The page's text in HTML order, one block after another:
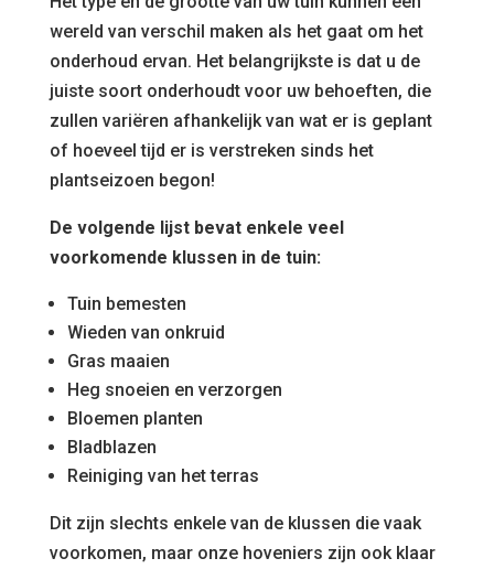
wereld van verschil maken als het gaat om het
onderhoud ervan. Het belangrijkste is dat u de
juiste soort onderhoudt voor uw behoeften, die
zullen variëren afhankelijk van wat er is geplant
of hoeveel tijd er is verstreken sinds het
plantseizoen begon!
De volgende lijst bevat enkele veel
voorkomende klussen in de tuin:
Tuin bemesten
Wieden van onkruid
Gras maaien
Heg snoeien en verzorgen
Bloemen planten
Bladblazen
Reiniging van het terras
Dit zijn slechts enkele van de klussen die vaak
voorkomen, maar onze hoveniers zijn ook klaar